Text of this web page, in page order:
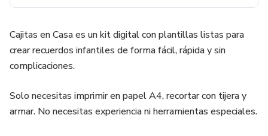
Cajitas en Casa es un kit digital con plantillas listas para
crear recuerdos infantiles de forma fácil, rápida y sin
complicaciones.
Solo necesitas imprimir en papel A4, recortar con tijera y
armar. No necesitas experiencia ni herramientas especiales.